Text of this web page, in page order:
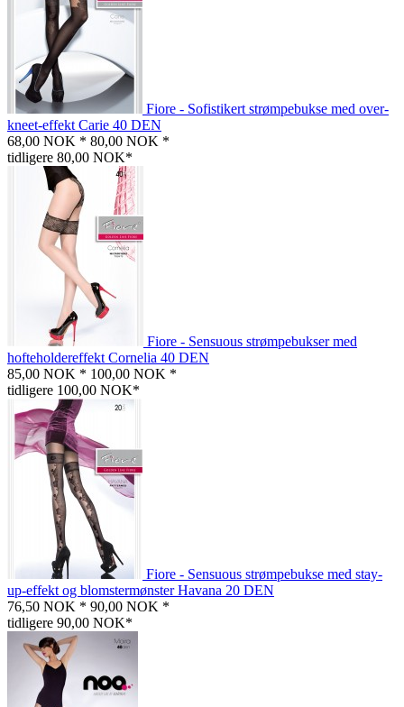
Fiore - Sofistikert strømpebukse med over-
kneet-effekt Carie 40 DEN
68,00 NOK * 80,00 NOK *
tidligere 80,00 NOK*
Fiore - Sensuous strømpebukser med
hofteholdereffekt Cornelia 40 DEN
85,00 NOK * 100,00 NOK *
tidligere 100,00 NOK*
Fiore - Sensuous strømpebukse med stay-
up-effekt og blomstermønster Havana 20 DEN
76,50 NOK * 90,00 NOK *
tidligere 90,00 NOK*